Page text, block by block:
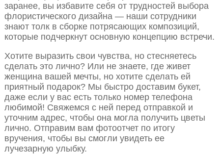
заранее, вы избавите себя от трудностей выбора
флористического дизайна — наши сотрудники
знают толк в сборке потрясающих композиций,
которые подчеркнут основную концепцию встречи.
Хотите выразить свои чувства, но стесняетесь
сделать это лично? Или не знаете, где живет
женщина вашей мечты, но хотите сделать ей
приятный подарок? Мы быстро доставим букет,
даже если у вас есть только номер телефона
любимой! Свяжемся с ней перед отправкой и
уточним адрес, чтобы она могла получить цветы
лично. Отправим вам фотоотчет по итогу
вручения, чтобы вы смогли увидеть ее
лучезарную улыбку.